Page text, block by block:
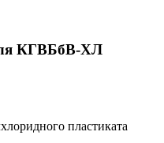
КГВБбВ-ХЛ
пластиката